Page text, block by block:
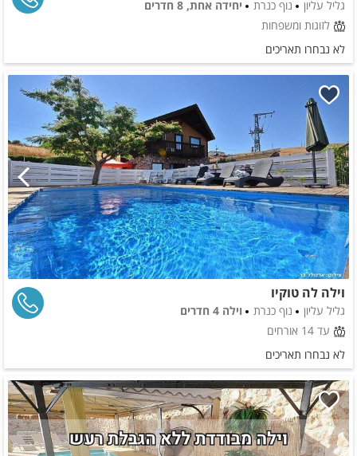
גליל עליון נוף כנרת
יחידה אחת, 8 חדרים
לזוגות ומשפחות
לא נבחרו תאריכים
וילה לה טוקיו
גליל עליון נוף כנרת
וילה 4 חדרים
עד 14 אורחים
לא נבחרו תאריכים